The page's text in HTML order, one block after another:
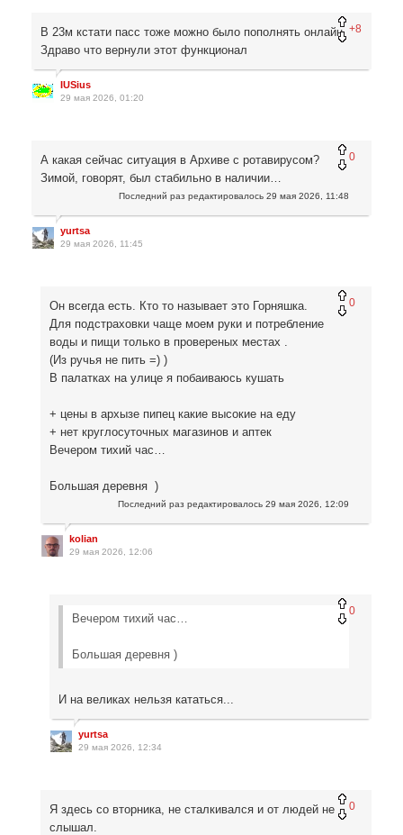
+8
В 23м кстати пасс тоже можно было пополнять онлайн
Здраво что вернули этот функционал
IUSius
29 мая 2026, 01:20
0
А какая сейчас ситуация в Архиве с ротавирусом?
Зимой, говорят, был стабильно в наличии…
Последний раз редактировалось 29 мая 2026, 11:48
yurtsa
29 мая 2026, 11:45
0
Он всегда есть. Кто то называет это Горняшка.
Для подстраховки чаще моем руки и потребление
воды и пищи только в провереных местах .
(Из ручья не пить =) )
В палатках на улице я побаиваюсь кушать
+ цены в архызе пипец какие высокие на еду
+ нет круглосуточных магазинов и аптек
Вечером тихий час…
Большая деревня )
Последний раз редактировалось 29 мая 2026, 12:09
kolian
29 мая 2026, 12:06
0
Вечером тихий час…
Большая деревня )
И на великах нельзя кататься...
yurtsa
29 мая 2026, 12:34
0
Я здесь со вторника, не сталкивался и от людей не
слышал.